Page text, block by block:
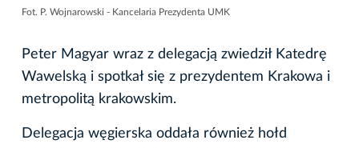
Fot. P. Wojnarowski - Kancelaria Prezydenta UMK
Peter Magyar wraz z delegacją zwiedził Katedrę
Wawelską i spotkał się z prezydentem Krakowa i
metropolitą krakowskim.
Delegacja węgierska oddała również hołd